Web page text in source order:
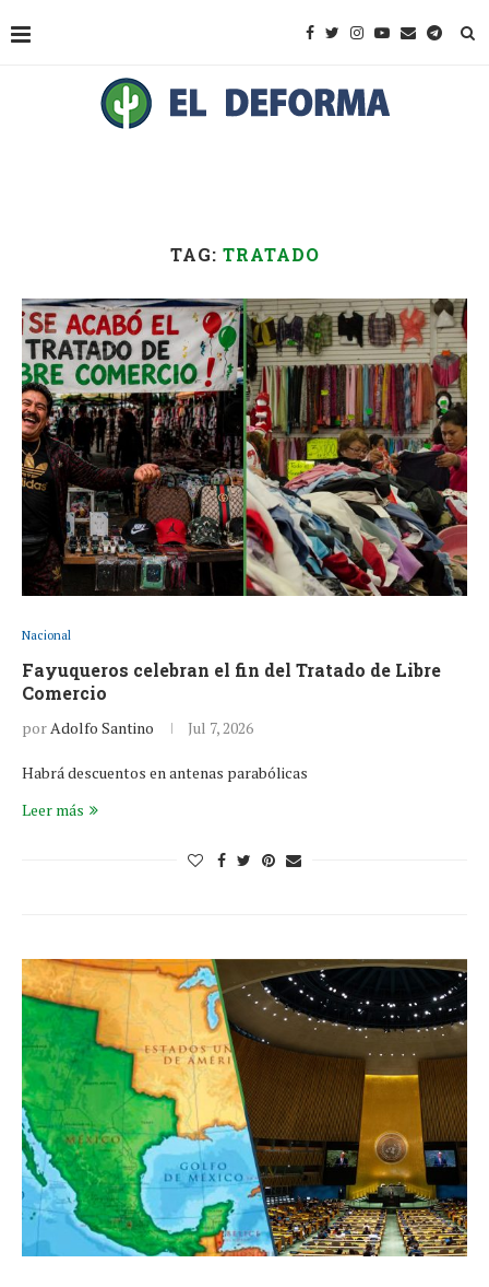
TAG: TRATADO
Nacional
Fayuqueros celebran el fin del Tratado de Libre
Comercio
porAdolfo Santino Jul 7, 2026
Habrá descuentos en antenas parabólicas
Leer más